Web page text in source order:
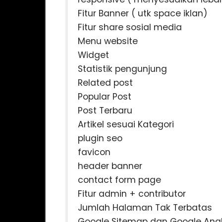
Fitur Banner ( utk space iklan)
Fitur share sosial media
Menu website
Widget
Statistik pengunjung
Related post
Popular Post
Post Terbaru
Artikel sesuai Kategori
plugin seo
favicon
header banner
contact form page
Fitur admin + contributor
Jumlah Halaman Tak Terbatas